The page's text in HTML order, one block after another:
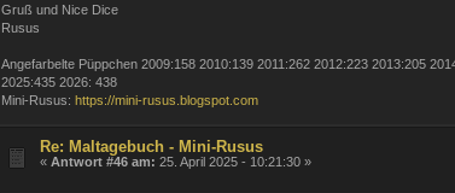
Gruß und Nice Dice
Rusus
Angefarbelte Püppchen 2009:158 2010:139 2011:262 2012:223 2013:205
2025:435 2026: 438
Mini-Rusus: https://mini-rusus.blogspot.com
Re: Maltagebuch - Mini-Rusus
«Antwort #46 am: 25. April 2025 - 10:21:30 »